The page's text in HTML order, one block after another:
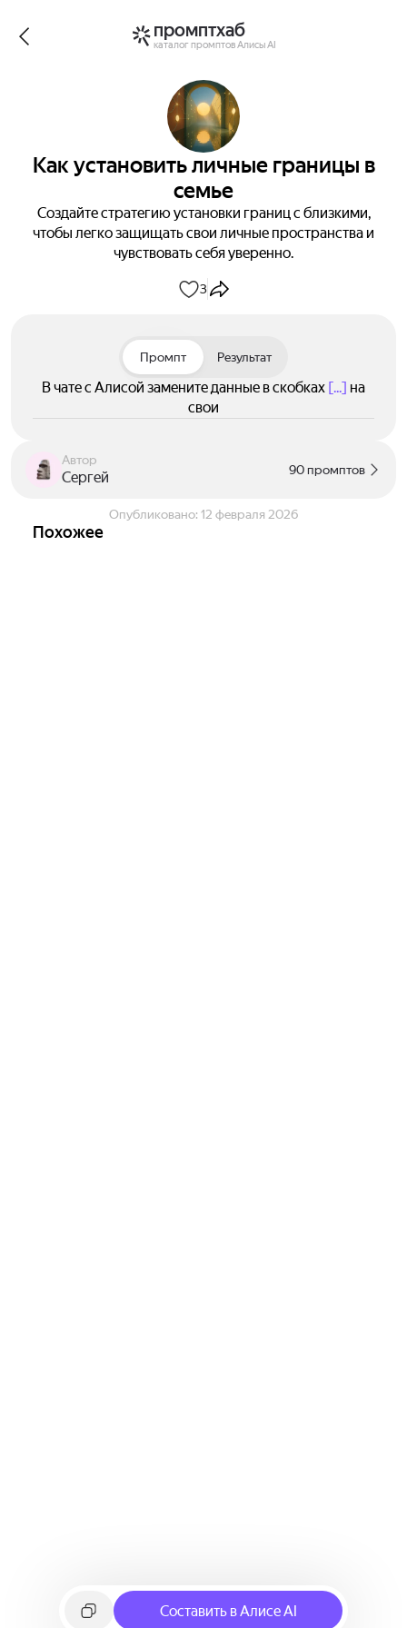
промптхаб
каталог промптов Алисы AI
Как установить личные границы в
семье
Создайте стратегию установки границ с близкими,
чтобы легко защищать свои личные пространства и
чувствовать себя уверенно.
3
Промпт Результат
В чате с Алисой замените данные в скобках [...] на
свои
Автор
Сергей 90 промптов
Опубликовано: 12 февраля 2026
Похожее
Составить в Алисе AI